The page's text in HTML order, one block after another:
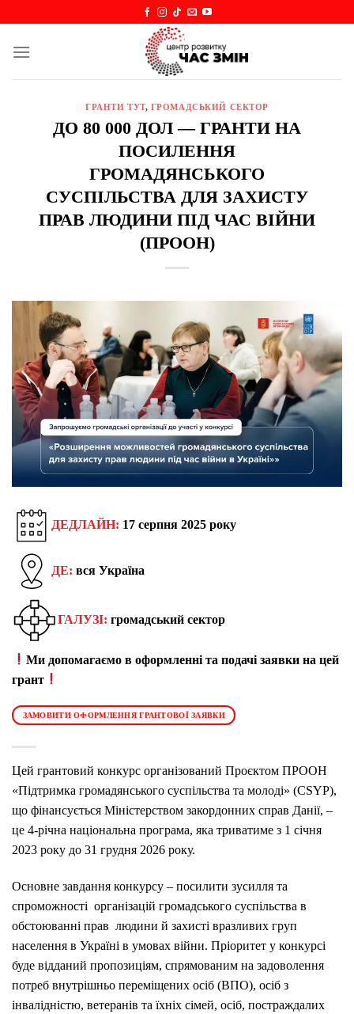
content
ГРАНТИ ТУТ, ГРОМАДСЬКИЙ СЕКТОР
ДО 80 000 ДОЛ — ГРАНТИ НА
ПОСИЛЕННЯ
ГРОМАДЯНСЬКОГО
СУСПІЛЬСТВА ДЛЯ ЗАХИСТУ
ПРАВ ЛЮДИНИ ПІД ЧАС ВІЙНИ
(ПРООН)
ДЕДЛАЙН: 17 серпня 2025 року
ДЕ: вся Україна
ГАЛУЗІ: громадський сектор
Ми допомагаємо в оформленні та подачі заявки на цей
грант
ЗАМОВИТИ ОФОРМЛЕННЯ ГРАНТОВОЇ ЗАЯВКИ
Цей грантовий конкурс організований Проєктом ПРООН
«Підтримка громадянського суспільства та молоді» (CSYP),
що фінансується Міністерством закордонних справ Данії, –
це 4-річна національна програма, яка триватиме з 1 січня
2023 року до 31 грудня 2026 року.
Основне завдання конкурсу – посилити зусилля та
спроможності організацій громадського суспільства в
обстоюванні прав людини й захисті вразливих груп
населення в Україні в умовах війни. Пріоритет у конкурсі
буде відданий пропозиціям, спрямованим на задоволення
потреб внутрішньо переміщених осіб (ВПО), осіб з
інвалідністю, ветеранів та їхніх сімей, осіб, постраждалих